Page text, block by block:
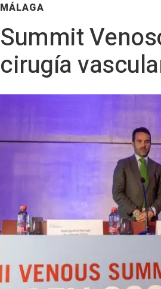
MÁLAGA
Summit
cirugía